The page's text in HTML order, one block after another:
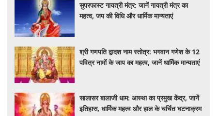
सुपरफास्ट गायत्री मंत्र: जानें गायत्री मंत्र का
महत्व, जप की विधि और धार्मिक मान्यताएं
श्री गणपति द्वादश नाम स्तोत्र: भगवान गणेश के 12
पवित्र नामों के जाप का महत्व, जानें धार्मिक मान्यताएं
सालासर बालाजी धाम: आस्था का प्रमुख केंद्र, जानें
इतिहास, धार्मिक महत्व और हाल के चर्चित घटनाक्रम